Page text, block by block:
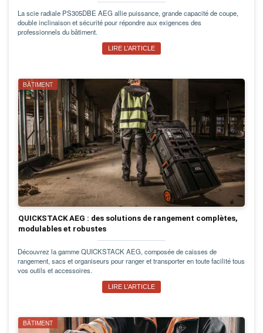
La scie radiale PS305DBE AEG allie puissance, grande capacité de coupe,
double inclinaison et sécurité pour répondre aux exigences des
professionnels du bâtiment.
LIRE L’ARTICLE
BÂTIMENT
QUICKSTACK AEG : des solutions de rangement complètes,
modulables et robustes
Découvrez la gamme QUICKSTACK AEG, composée de caisses de
rangement, sacs et organiseurs pour ranger et transporter en toute facilité tous
vos outils et accessoires.
LIRE L’ARTICLE
BÂTIMENT